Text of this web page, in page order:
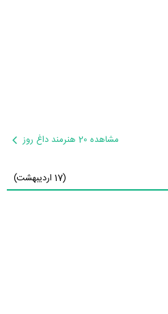
مشاهده 20 هنرمند داغ روز
(17 اردیبهشت)